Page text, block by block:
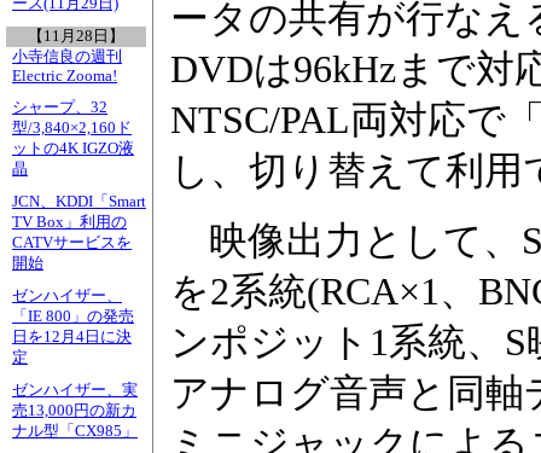
ース(11月29日)
【11月28日】
小寺信良の週刊
Electric Zooma!
シャープ、32
型/3,840×2,160ド
ットの4K IGZO液
晶
JCN、KDDI「Smart
TV Box」利用の
CATVサービスを
開始
ゼンハイザー、
「IE 800」の発売
日を12月4日に決
定
ゼンハイザー、実
売13,000円の新カ
ナル型「CX985」
ータの共有が行なえ
DVDは96kHzまで対
NTSC/PAL両対応で
し、切り替えて利用
映像出力として、
を2系統(RCA×1、
ンポジット1系統、
アナログ音声と同軸
ミニジャックによ